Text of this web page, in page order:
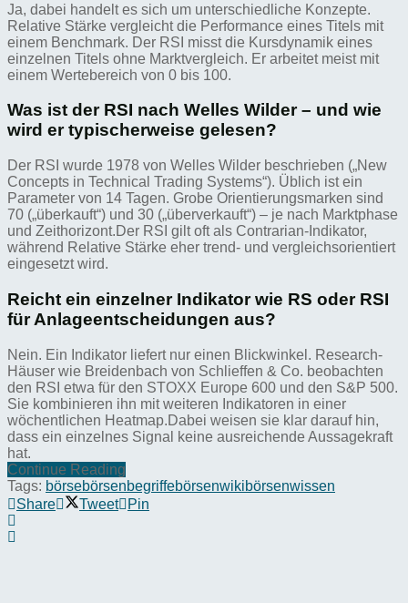
Ja, dabei handelt es sich um unterschiedliche Konzepte.
Relative Stärke vergleicht die Performance eines Titels mit
einem Benchmark. Der RSI misst die Kursdynamik eines
einzelnen Titels ohne Marktvergleich. Er arbeitet meist mit
einem Wertebereich von 0 bis 100.
Was ist der RSI nach Welles Wilder – und wie
wird er typischerweise gelesen?
Der RSI wurde 1978 von Welles Wilder beschrieben („New
Concepts in Technical Trading Systems“). Üblich ist ein
Parameter von 14 Tagen. Grobe Orientierungsmarken sind
70 („überkauft“) und 30 („überverkauft“) – je nach Marktphase
und Zeithorizont.Der RSI gilt oft als Contrarian-Indikator,
während Relative Stärke eher trend- und vergleichsorientiert
eingesetzt wird.
Reicht ein einzelner Indikator wie RS oder RSI
für Anlageentscheidungen aus?
Nein. Ein Indikator liefert nur einen Blickwinkel. Research-
Häuser wie Breidenbach von Schlieffen & Co. beobachten
den RSI etwa für den STOXX Europe 600 und den S&P 500.
Sie kombinieren ihn mit weiteren Indikatoren in einer
wöchentlichen Heatmap.Dabei weisen sie klar darauf hin,
dass ein einzelnes Signal keine ausreichende Aussagekraft
hat.
Continue Reading
Tags: börsebörsenbegriffebörsenwikibörsenwissen
Share
Tweet Pin